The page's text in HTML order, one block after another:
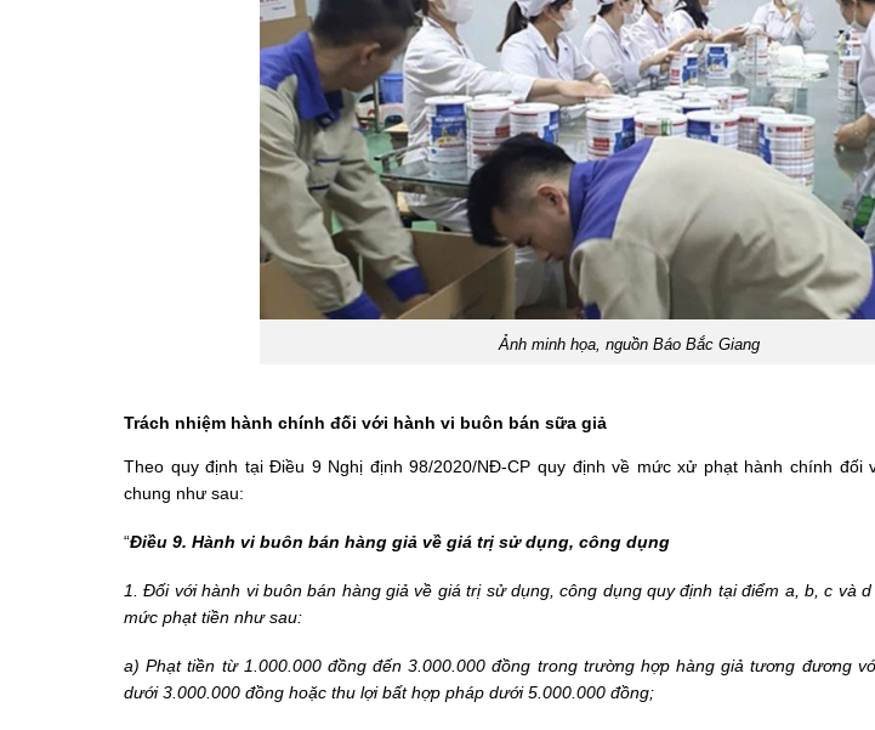
Ảnh minh họa, nguồn Báo Bắc Giang
Trách nhiệm hành chính đối với hành vi buôn bán sữa giả
Theo quy định tại Điều 9 Nghị định 98/2020/NĐ-CP quy định về mức xử phạt hành chính đối
chung như sau:
“Điều 9. Hành vi buôn bán hàng giả về giá trị sử dụng, công dụng
1. Đối với hành vi buôn bán hàng giả về giá trị sử dụng, công dụng quy định tại điểm a, b, c và
mức phạt tiền như sau:
a) Phạt tiền từ 1.000.000 đồng đến 3.000.000 đồng trong trường hợp hàng giả tương đương
dưới 3.000.000 đồng hoặc thu lợi bất hợp pháp dưới 5.000.000 đồng;